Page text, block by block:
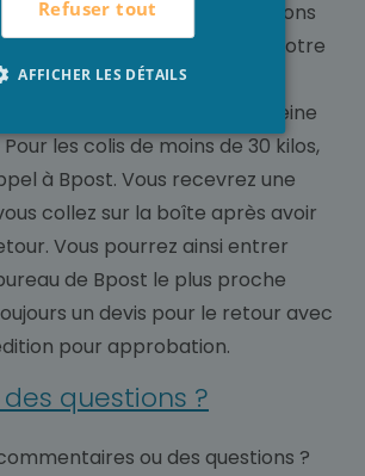
grands transports, nous faisons
Deinze, ils récupèrent votre
porte. Dès que le retour est
part, nous assumons la pleine
les colis de moins de 30 kilos,
à Bpost. Vous recevrez une
collez sur la boîte après avoir
Vous pourrez ainsi entrer
de Bpost le plus proche
un devis pour le retour avec
pour approbation.
questions ?
ou des questions ?
Refuser tout
AFFICHER LES DÉTAILS